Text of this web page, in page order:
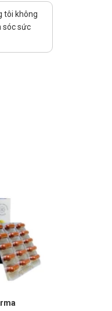
tôi không
sóc sức